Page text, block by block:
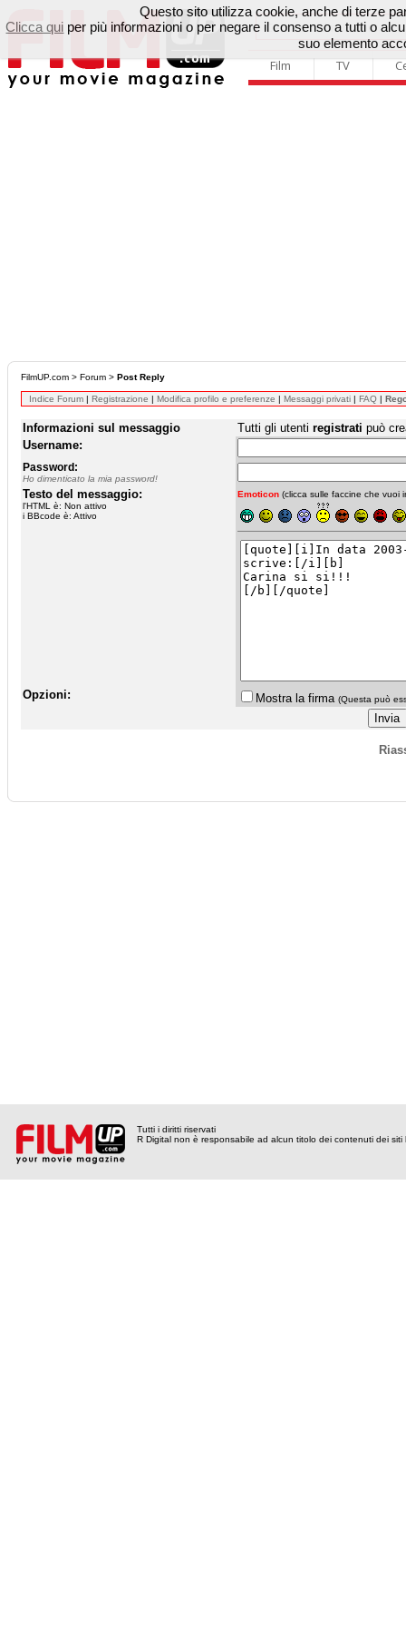
Film TV
FilmUP.com > Forum > Post Reply
Indice Forum | Registrazione | Modifica profilo e preferenze | Messaggi privati | FAQ |
Informazioni sul messaggio Tutti gli utenti registrati può
Username:
Password:
Ho dimenticato la mia password!
Testo del messaggio:
l'HTML è: Non attivo
i BBcode è: Attivo
Emoticon (clicca sulle faccine che vuoi
Opzioni: Mostra la firma (Questa può
Tutti i diritti riservati
R Digital non è responsabile ad alcun titolo dei contenuti dei siti
Questo sito utilizza cookie, anche di terze
Clicca qui per più informazioni o per negare il consenso a tutti o
suo elemento